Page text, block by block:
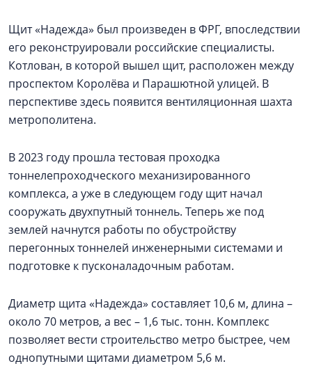
Щит «Надежда» был произведен в ФРГ, впоследствии
его реконструировали российские специалисты.
Котлован, в которой вышел щит, расположен между
проспектом Королёва и Парашютной улицей. В
перспективе здесь появится вентиляционная шахта
метрополитена.
В 2023 году прошла тестовая проходка
тоннелепроходческого механизированного
комплекса, а уже в следующем году щит начал
сооружать двухпутный тоннель. Теперь же под
землей начнутся работы по обустройству
перегонных тоннелей инженерными системами и
подготовке к пусконаладочным работам.
Диаметр щита «Надежда» составляет 10,6 м, длина –
около 70 метров, а вес – 1,6 тыс. тонн. Комплекс
позволяет вести строительство метро быстрее, чем
однопутными щитами диаметром 5,6 м.